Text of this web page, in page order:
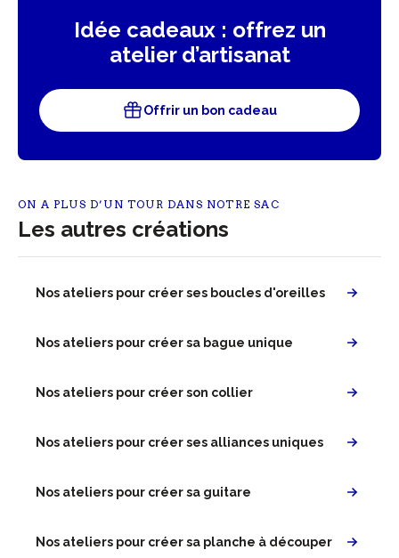
Idée cadeaux : offrez un
atelier d’artisanat
Offrir un bon cadeau
ON A PLUS D’UN TOUR DANS NOTRE SAC
Les autres créations
Nos ateliers pour créer ses boucles d'oreilles
Nos ateliers pour créer sa bague unique
Nos ateliers pour créer son collier
Nos ateliers pour créer ses alliances uniques
Nos ateliers pour créer sa guitare
Nos ateliers pour créer sa planche à découper